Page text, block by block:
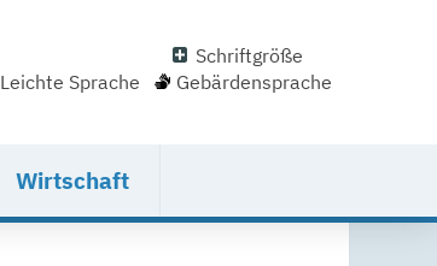
Schriftgröße
Leichte Sprache
Gebärdensprache
Wirtschaft